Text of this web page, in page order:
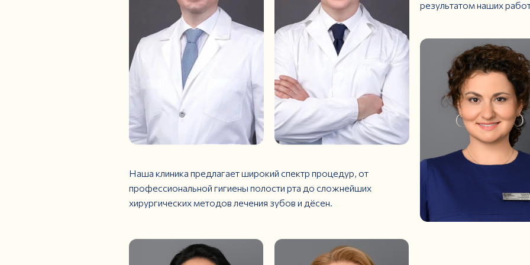
результатом наших
Наша клиника предлагает широкий спектр процедур, от
профессиональной гигиены полости рта до сложнейших
хирургических методов лечения зубов и дёсен.